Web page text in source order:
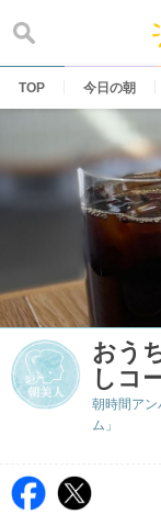
content
TOP 今日の朝
おう
しコ
朝時間アン
ム」